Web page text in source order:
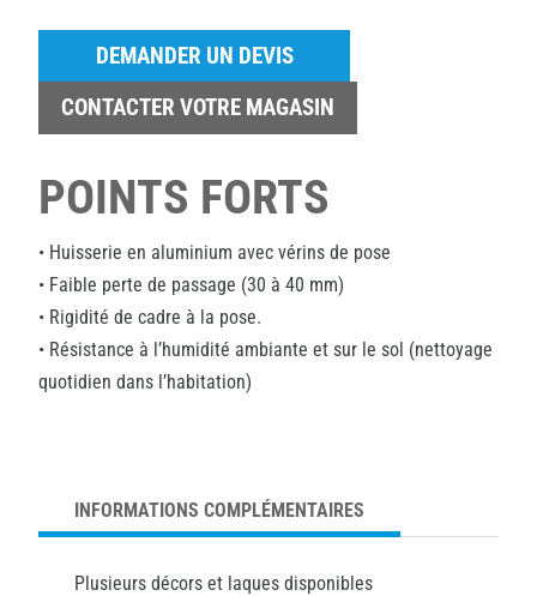
DEMANDER UN DEVIS
CONTACTER VOTRE MAGASIN
POINTS FORTS
• Huisserie en aluminium avec vérins de pose
• Faible perte de passage (30 à 40 mm)
• Rigidité de cadre à la pose.
• Résistance à l’humidité ambiante et sur le sol (nettoyage
quotidien dans l’habitation)
INFORMATIONS COMPLÉMENTAIRES
Plusieurs décors et laques disponibles